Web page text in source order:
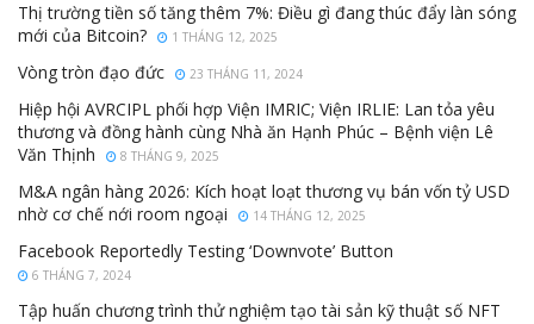
Thị trường tiền số tăng thêm 7%: Điều gì đang thúc đẩy làn sóng
mới của Bitcoin?
1 THÁNG 12, 2025
Vòng tròn đạo đức 23 THÁNG 11, 2024
Hiệp hội AVRCIPL phối hợp Viện IMRIC; Viện IRLIE: Lan tỏa yêu
thương và đồng hành cùng Nhà ăn Hạnh Phúc – Bệnh viện Lê
Văn Thịnh
8 THÁNG 9, 2025
M&A ngân hàng 2026: Kích hoạt loạt thương vụ bán vốn tỷ USD
nhờ cơ chế nới room ngoại
14 THÁNG 12, 2025
Facebook Reportedly Testing ‘Downvote’ Button
6 THÁNG 7, 2024
Tập huấn chương trình thử nghiệm tạo tài sản kỹ thuật số NFT